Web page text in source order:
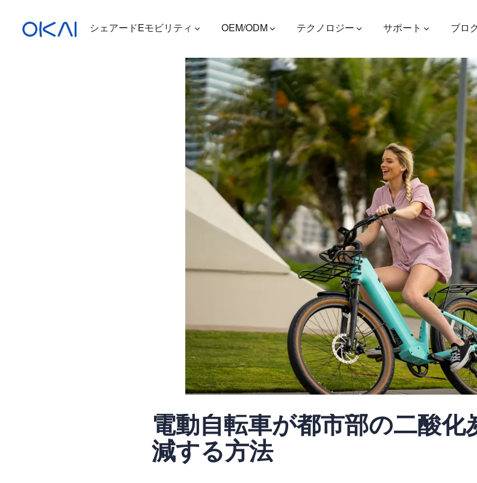
シェアードEモビリティ OEM/ODM テクノロジー サポート ブログ
ES400A ES400AV2 ES410
電動自転車が都市部の二酸化
減する方法